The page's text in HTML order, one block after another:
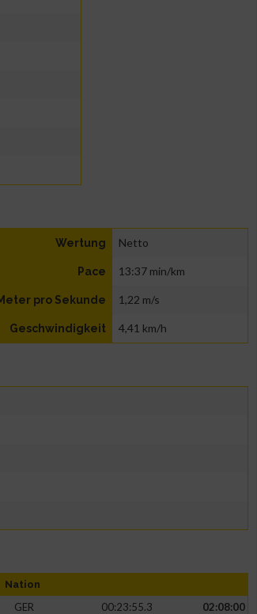
Wertung Netto
Pace 13:37 min/km
pro Sekunde 1,22 m/s
Geschwindigkeit 4,41 km/h
Nation
GER 00:23:55.3
02:08:00